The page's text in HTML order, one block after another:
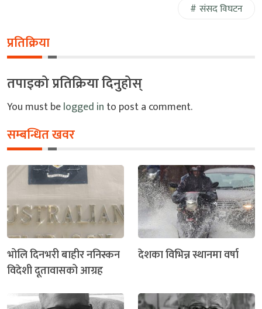
संसद विघटन
प्रतिक्रिया
तपाइको प्रतिक्रिया दिनुहोस्
You must belogged in to post a comment.
सम्बन्धित खवर
भोलि दिनभरी बाहीर ननिस्कन
विदेशी दूतावासको आग्रह
देशका विभिन्न स्थानमा वर्षा